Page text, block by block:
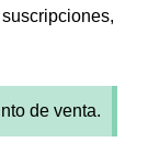
de venta.